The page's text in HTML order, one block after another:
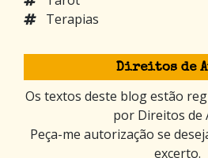
Terapias
Direitos de
Os textos deste blog estão
por Direitos de
Peça-me autorização se
excerto.